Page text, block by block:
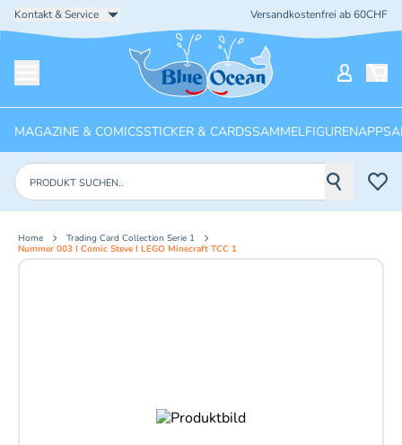
Kontakt & Service Versandkostenfrei ab 60CHF
Startseite
MAGAZINE & COMICSSTICKER & CARDSSAMMELFIGURENAPPS
Produkte suchen
Home
Trading Card Collection Serie 1
Nummer 003 I Comic Steve I LEGO Minecraft TCC 1